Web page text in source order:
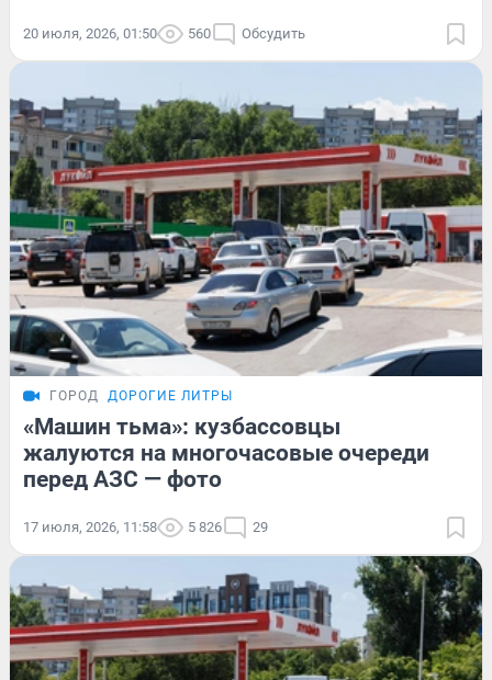
20 июля, 2026, 01:50 560 Обсудить
ГОРОД ДОРОГИЕ ЛИТРЫ
«Машин тьма»: кузбассовцы
жалуются на многочасовые очереди
перед АЗС — фото
17 июля, 2026, 11:58 5 826 29